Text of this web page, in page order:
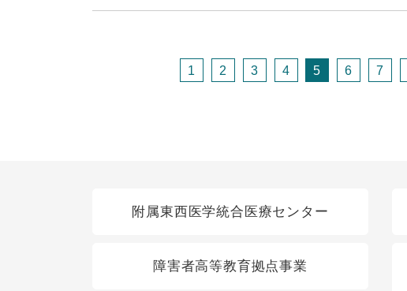
1 2 3 4 5 6 7
附属東西医学統合医療センター
障害者高等教育拠点事業